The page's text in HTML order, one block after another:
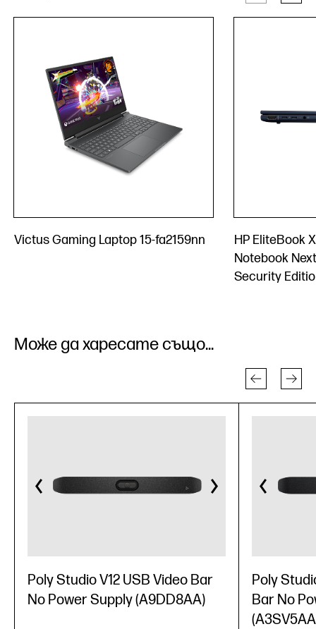
Victus Gaming Laptop 15-fa2159nn
HP EliteBook
Notebook
Security
Може да харесате също...
Poly Studio V12 USB Video Bar
No Power Supply (A9DD8AA)
Poly
Bar No